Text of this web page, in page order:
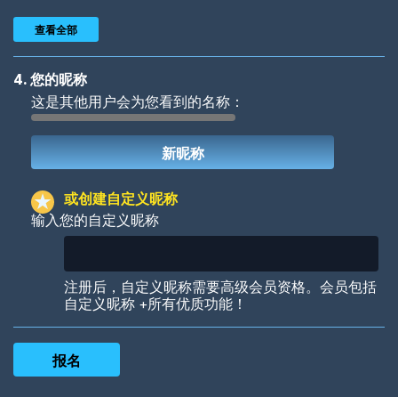
Woof Jungle Cats
查看全部
4. 您的昵称
这是其他用户会为您看到的名称：
或创建自定义昵称
输入您的自定义昵称
注册后，自定义昵称需要高级会员资格。会员包括
自定义昵称 +所有优质功能！